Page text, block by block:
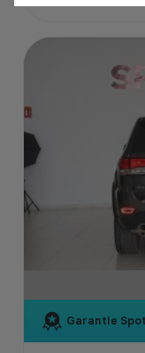
Garantie